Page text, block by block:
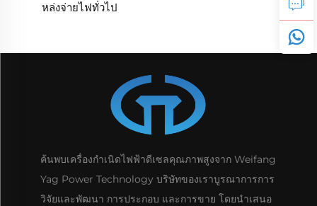
หล่งจ่ายไฟทั่วไป
ค้นพบเครื่องกำเนิดไฟฟ้าดีเซลคุณภาพสูงจาก Weifang
Yag Power Technology บริษัทของเราบูรณาการการ
วิจัยและพัฒนา การประกอบ และการขาย โดยนำเสนอ